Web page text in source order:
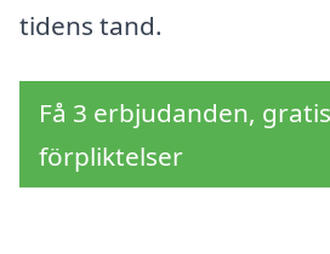
tidens tand.
Få 3 erbjudanden,
förpliktelser